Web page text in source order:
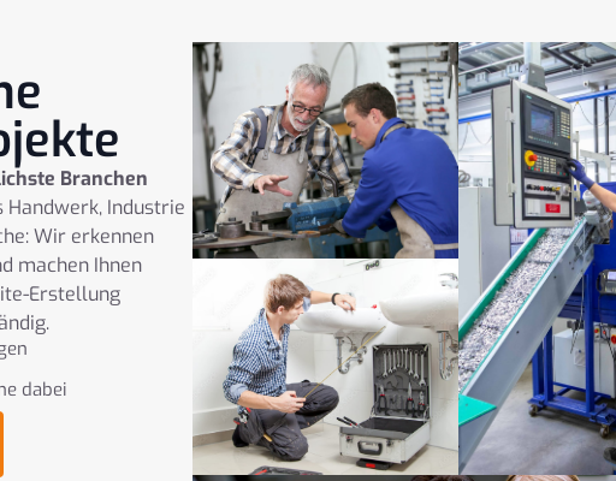
Branchen
Handwerk, Industrie
Wir erkennen
machen Ihnen
Erstellung
dabei